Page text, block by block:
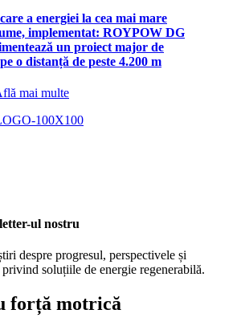
a energiei la cea mai mare
implementat: ROYPOW DG
un proiect major de
o distanță de peste 4.200 m
mai multe
ul nostru
despre progresul, perspectivele și
soluțiile de energie regenerabilă.
forță motrică